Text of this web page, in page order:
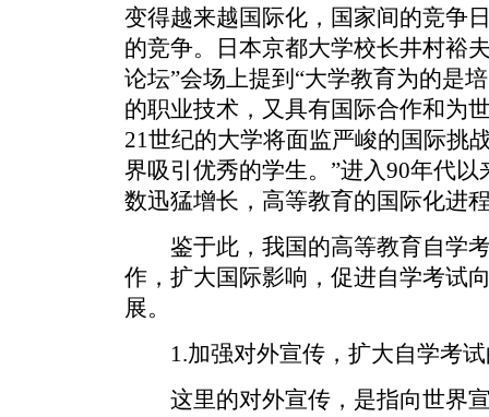
变得越来越国际化，国家间的竞争
的竞争。日本京都大学校长井村裕
论坛”会场上提到“大学教育为的是
的职业技术，又具有国际合作和为
21世纪的大学将面监严峻的国际挑
界吸引优秀的学生。”进入90年代
数迅猛增长，高等教育的国际化进
鉴于此，我国的高等教育自学考
作，扩大国际影响，促进自学考试
展。
1.加强对外宣传，扩大自学考试
这里的对外宣传，是指向世界宣